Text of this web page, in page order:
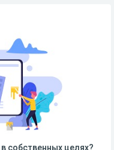
собственных целях?